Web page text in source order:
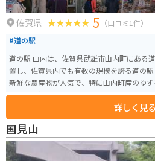
佐賀県 5 （口コミ1件）
#道の駅
道の駅 山内は、佐賀県武雄市山内町にある
置し、佐賀県内でも有数の規模を誇る道の駅とし
新鮮な農産物が人気で、特に山内町産のゆ
す。ゆず胡椒、ゆずドリンク、ゆずアイス
ぴったりです。また、レストランでは、地
ことができます。 バイクで訪れる場合、道の駅には広い駐車場が完備されて
いるので安心です。ツーリングの休憩スポ
には、温泉施設や宿泊施設もあるので、ゆっ
ます。 道の駅 山内は、地元の特産品やグルメ、観光情報を一度に得ることが
詳しく見る
国見山